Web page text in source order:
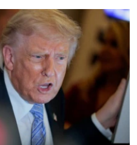
جستجوویژه برنامه‌ها
ویدیوها
فرهنگ و زندگی
حقوق شهروندی
اقتصادی
علم و فناوری
اسرائیل در جنگ
۲۵۰سالگی آمریکا
بایگانی برنامه‌های تلویزیونی
مستندها
انتخابات ریاست جمهوری آمریکا ۲۰۲۴
حمله جمهوری اسلامی به اسرائیل
رمز مهسا
ورزش زنان در ایران
یادگیری زبان انگلیسی
دنبال کنید
زبانهای مختلف